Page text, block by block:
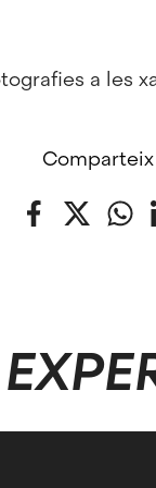
a les
Comparteix
Facebook
Twitter